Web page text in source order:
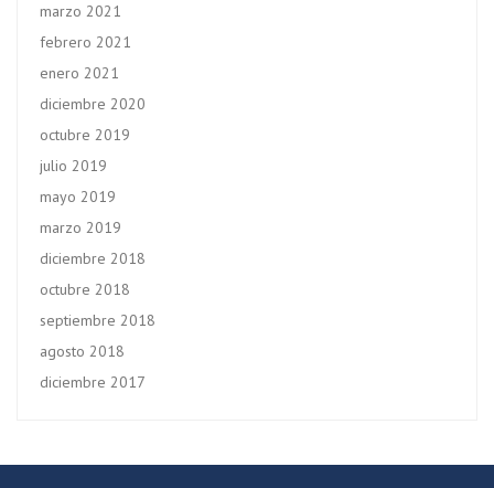
marzo 2021
febrero 2021
enero 2021
diciembre 2020
octubre 2019
julio 2019
mayo 2019
marzo 2019
diciembre 2018
octubre 2018
septiembre 2018
agosto 2018
diciembre 2017